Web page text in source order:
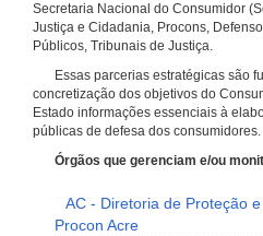
Secretaria Nacional do Consumidor
Justiça e Cidadania, Procons,
Públicos, Tribunais de Justiça.
Essas parcerias estratégicas são
concretização dos objetivos do
Estado informações essenciais à
públicas de defesa dos consumidores.
Órgãos que gerenciam e/ou
AC - Diretoria de Proteção
Procon Acre